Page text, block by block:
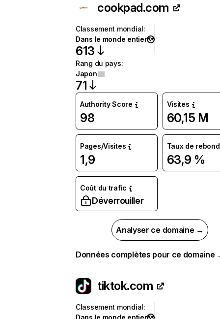
cookpad.com
Classement mondial:
Dans le monde entier
613
Rang du pays:
Japon
71
Authority Score
98
Visites
60,15 M
Pages/Visites
1,9
Taux de rebond
63,9 %
Coût du trafic
Déverrouiller
Analyser ce domaine →
Données complètes pour ce domaine
tiktok.com
Classement mondial:
Dans le monde entier